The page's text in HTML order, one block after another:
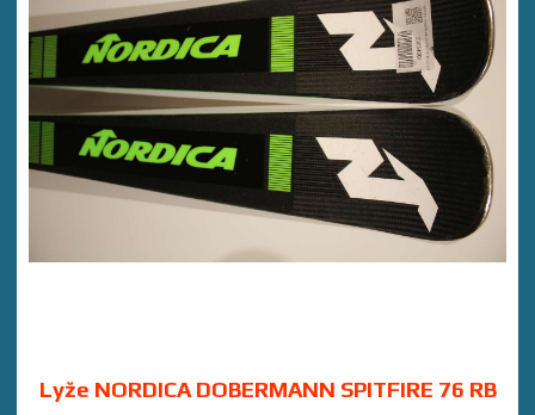
Lyže NORDICA DOBERMANN SPITFIRE 76 RB